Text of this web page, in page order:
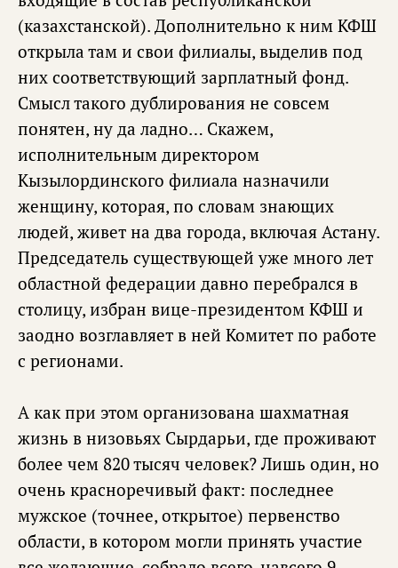
(казахстанской). Дополнительно к ним КФШ
открыла там и свои филиалы, выделив под
них соответствующий зарплатный фонд.
Смысл такого дублирования не совсем
понятен, ну да ладно… Скажем,
исполнительным директором
Кызылординского филиала назначили
женщину, которая, по словам знающих
людей, живет на два города, включая Астану.
Председатель существующей уже много лет
областной федерации давно перебрался в
столицу, избран вице-президентом КФШ и
заодно возглавляет в ней Комитет по работе
с регионами.
А как при этом организована шахматная
жизнь в низовьях Сырдарьи, где проживают
более чем 820 тысяч человек? Лишь один, но
очень красноречивый факт: последнее
мужское (точнее, открытое) первенство
области, в котором могли принять участие